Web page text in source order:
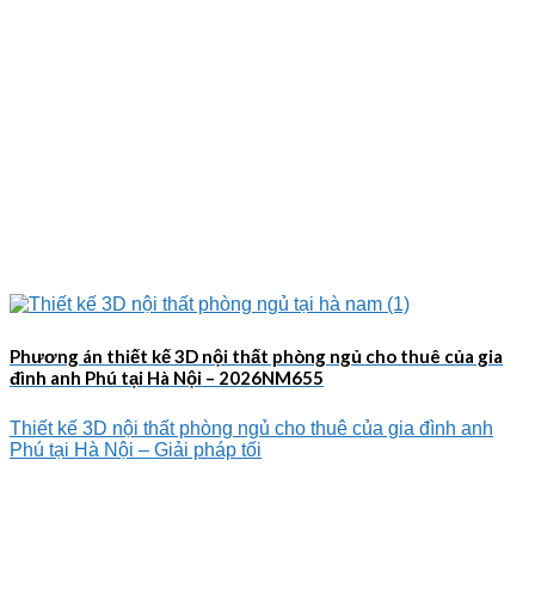
Phương án thiết kế 3D nội thất phòng ngủ cho thuê của gia
đình anh Phú tại Hà Nội – 2026NM655
Thiết kế 3D nội thất phòng ngủ cho thuê của gia đình anh
Phú tại Hà Nội – Giải pháp tối